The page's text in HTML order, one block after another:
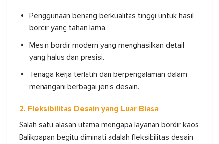
Penggunaan benang berkualitas tinggi untuk hasil
bordir yang tahan lama.
Mesin bordir modern yang menghasilkan detail
yang halus dan presisi.
Tenaga kerja terlatih dan berpengalaman dalam
menangani berbagai jenis desain.
2. Fleksibilitas Desain yang Luar Biasa
Salah satu alasan utama mengapa layanan bordir kaos
Balikpapan begitu diminati adalah fleksibilitas desain